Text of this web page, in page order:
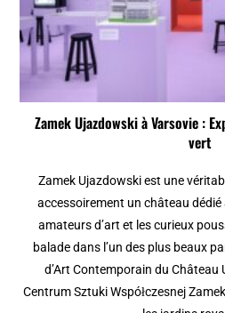
Zamek Ujazdowski à Varsovie :
vert
Zamek Ujazdowski est une
accessoirement un château
amateurs d’art et les curieux
balade dans l’un des plus beaux
d’Art Contemporain du
Centrum Sztuki Współczesnej